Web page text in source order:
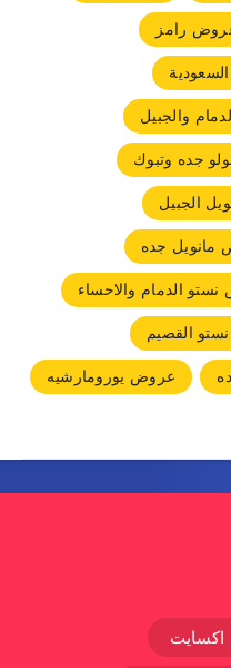
رامز
والجبيل
جده وتبوك
الجبيل
مانويل جده
الدمام والاحساء
القصيم
عروض يورومارشيه